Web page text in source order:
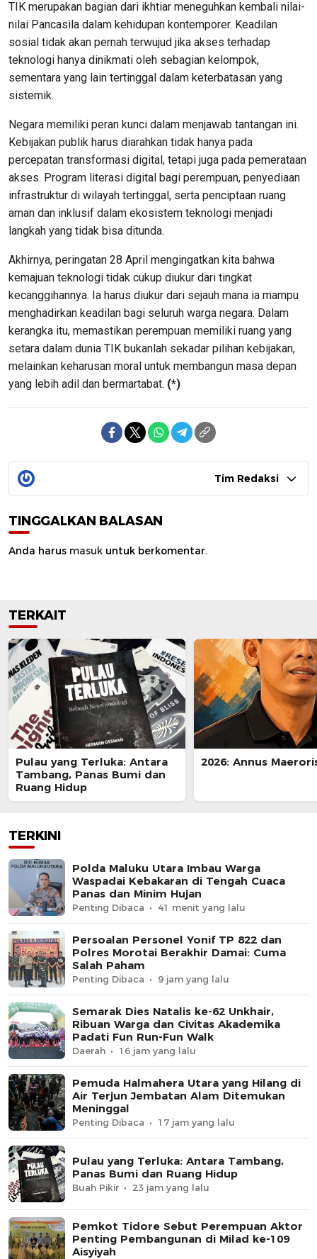
TIK merupakan bagian dari ikhtiar meneguhkan kembali nilai-
nilai Pancasila dalam kehidupan kontemporer. Keadilan
sosial tidak akan pernah terwujud jika akses terhadap
teknologi hanya dinikmati oleh sebagian kelompok,
sementara yang lain tertinggal dalam keterbatasan yang
sistemik.
Negara memiliki peran kunci dalam menjawab tantangan ini.
Kebijakan publik harus diarahkan tidak hanya pada
percepatan transformasi digital, tetapi juga pada pemerataan
akses. Program literasi digital bagi perempuan, penyediaan
infrastruktur di wilayah tertinggal, serta penciptaan ruang
aman dan inklusif dalam ekosistem teknologi menjadi
langkah yang tidak bisa ditunda.
Akhirnya, peringatan 28 April mengingatkan kita bahwa
kemajuan teknologi tidak cukup diukur dari tingkat
kecanggihannya. Ia harus diukur dari sejauh mana ia mampu
menghadirkan keadilan bagi seluruh warga negara. Dalam
kerangka itu, memastikan perempuan memiliki ruang yang
setara dalam dunia TIK bukanlah sekadar pilihan kebijakan,
melainkan keharusan moral untuk membangun masa depan
yang lebih adil dan bermartabat. (*)
Tim Redaksi
TINGGALKAN BALASAN
Anda harus masuk untuk berkomentar.
TERKAIT
Pulau yang Terluka: Antara
Tambang, Panas Bumi dan
Ruang Hidup
2026: Annus
TERKINI
Polda Maluku Utara Imbau Warga
Waspadai Kebakaran di Tengah Cuaca
Panas dan Minim Hujan
Penting Dibaca 41 menit yang lalu
Persoalan Personel Yonif TP 822 dan
Polres Morotai Berakhir Damai: Cuma
Salah Paham
Penting Dibaca 9 jam yang lalu
Semarak Dies Natalis ke-62 Unkhair,
Ribuan Warga dan Civitas Akademika
Padati Fun Run-Fun Walk
Daerah 16 jam yang lalu
Pemuda Halmahera Utara yang Hilang di
Air Terjun Jembatan Alam Ditemukan
Meninggal
Penting Dibaca 17 jam yang lalu
Pulau yang Terluka: Antara Tambang,
Panas Bumi dan Ruang Hidup
Buah Pikir 23 jam yang lalu
Pemkot Tidore Sebut Perempuan Aktor
Penting Pembangunan di Milad ke-109
Aisyiyah